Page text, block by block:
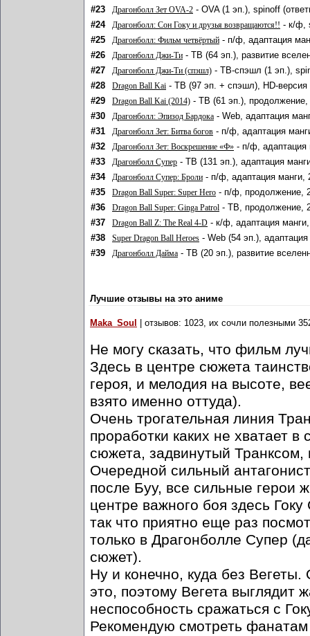
#23 Драгонболл Зет OVA-2 - OVA (1 эп.), spinoff
#24
Драгонболл: Сон Гоку и друзья возвращаются!! - к/ф,
#25
Драгонболл: Фильм четвёртый - п/ф, адаптация
#26
Драгонболл Джи-Ти - ТВ (64 эп.), развитие
#27
Драгонболл Джи-Ти (спэшл) - ТВ-спэшл (1 эп.),
#28
Dragon Ball Kai - ТВ (97 эп. + спэшл), HD-версия
#29
Dragon Ball Kai (2014) - ТВ (61 эп.), продолжение,
#30
Драгонболл: Эпизод Бардока - Web, адаптация
#31
Драгонболл Зет: Битва богов - п/ф, адаптация
#32
Драгонболл Зет: Воскрешение «Ф» - п/ф, адаптация
#33
Драгонболл Супер - ТВ (131 эп.), адаптация
#34
Драгонболл Супер: Броли - п/ф, адаптация манги,
#35
Dragon Ball Super: Super Hero - п/ф, продолжение,
#36
Dragon Ball Super: Ginga Patrol - ТВ, продолжение,
#37
Dragon Ball Z: The Real 4-D - к/ф, адаптация
#38
Super Dragon Ball Heroes - Web (54 эп.),
#39
Драгонболл Дайма - ТВ (20 эп.), развитие
Лучшие отзывы на это аниме
Maka_Soul | отзывов: 1023, их сочли полезными
Не могу сказать, что фильм
Здесь в центре сюжета
героя, и мелодия на высоте,
взято именно оттуда).
Очень трогательная линия
проработки каких не хватает
сюжета, задвинутый Транксом,
Очередной сильный
после Буу, все сильные герои
центре важного боя здесь
так что приятно еще раз
только в Драгонболле Супер
сюжет).
Ну и конечно, куда без
это, поэтому Вегета выглядит
неспособность сражаться с
Рекомендую смотреть